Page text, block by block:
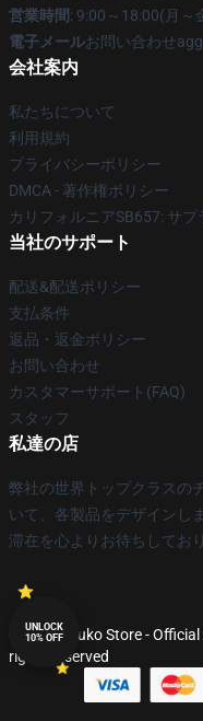
営業時間: 9:00～18:00(月～
電子メールお問い合わせ
会社案内
私たちについて
利用規約
プライバシーポリシー
DMCA - 著作権ポリシー
カリフォルニアSB657: サ
当社のサポート
配送&配送ポリシー
支払条件
返品・返金ポリシー
お問い合わせ
カスタマーサポート(FAQ)
スタッフ
私達の店
弊社の世界トップクラスの
いて、各製品をデザインし
滞在を心よりお待ちしてお
© Aggretsuko Store -
rights reserved
UNLOCK
10% OFF